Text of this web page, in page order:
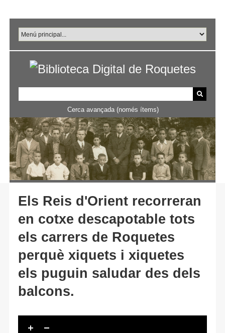
principal
Cerca avançada (només ítems)
Els Reis d'Orient recorreran
en cotxe descapotable tots
els carrers de Roquetes
perquè xiquets i xiquetes
els puguin saludar des dels
balcons.